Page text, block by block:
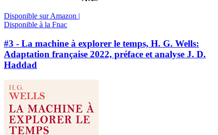
Disponible sur Amazon |
Disponible à la Fnac
#3 - La machine à explorer le temps, H. G. Wells:
Adaptation française 2022, préface et analyse J. D.
Haddad